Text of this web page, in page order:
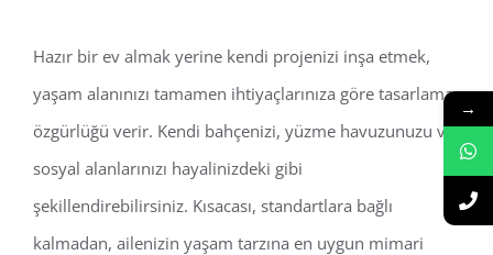
Hazır bir ev almak yerine kendi projenizi inşa etmek,
yaşam alanınızı tamamen ihtiyaçlarınıza göre tasarlama
özgürlüğü verir. Kendi bahçenizi, yüzme havuzunuzu ve
sosyal alanlarınızı hayalinizdeki gibi
şekillendirebilirsiniz. Kısacası, standartlara bağlı
kalmadan, ailenizin yaşam tarzına en uygun mimari
→